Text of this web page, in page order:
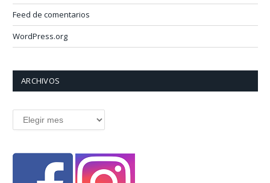
Feed de comentarios
WordPress.org
ARCHIVOS
Archivos